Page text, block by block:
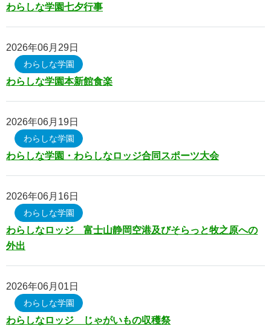
情報公開（令和５年度現況報告書・令和４年度計算書類
等）
情報公開（令和６年度現況報告書・令和５年度計算書類
等）
情報公開（令和８年度現況報告書・令和７年度計算書類
等）
苦情窓口
苦情公表
お問い合わせフォーム
ケアハウス白寿荘
ケアハウス白寿荘
わらしな学園七夕行事
2026年06月29日
わらしな学園
わらしな学園本新館食楽
2026年06月19日
わらしな学園
わらしな学園・わらしなロッジ合同スポーツ大会
2026年06月16日
わらしな学園
わらしなロッジ 富士山静岡空港及びそらっと牧之原への
外出
2026年06月01日
わらしな学園
わらしなロッジ じゃがいもの収穫祭